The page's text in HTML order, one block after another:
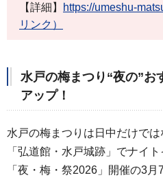
【詳細】
https://umeshu-
リンク）
水戸の梅まつり“夜の”お
アップ！
水戸の梅まつりは日中だけで
「弘道館・水戸城跡」でナイ
「夜・梅・祭2026」開催の3